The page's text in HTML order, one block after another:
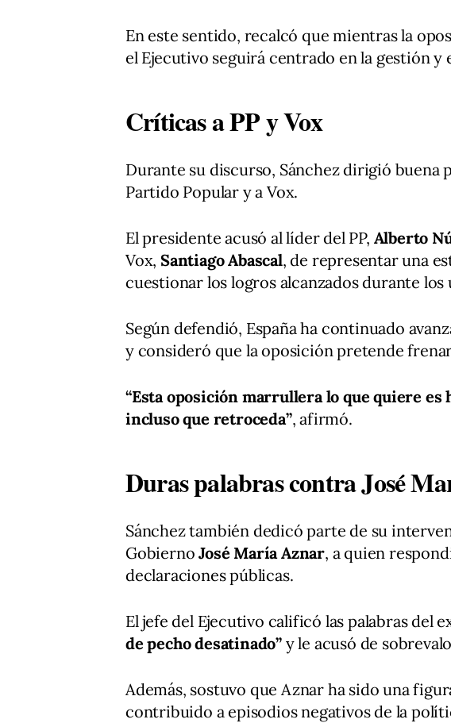
En este sentido, recalcó que mientras la
el Ejecutivo seguirá centrado en la gestión y
Críticas a PP y Vox
Durante su discurso, Sánchez dirigió buena
Partido Popular y a Vox.
El presidente acusó al líder del PP, Alberto
Vox, Santiago Abascal, de representar una
cuestionar los logros alcanzados durante
Según defendió, España ha continuado
y consideró que la oposición pretende
“Esta oposición marrullera lo que quiere es
incluso que retroceda”, afirmó.
Duras palabras contra José
Sánchez también dedicó parte de su
GobiernoJosé María Aznar, a quien
declaraciones públicas.
El jefe del Ejecutivo calificó las palabras del
de pecho desatinado” y le acusó de
Además, sostuvo que Aznar ha sido una
contribuido a episodios negativos de la